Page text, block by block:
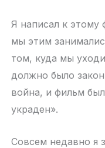
Я написал к этому
мы этим
том, куда мы
должно было
война, и фильм
украден».
Совсем недавно я